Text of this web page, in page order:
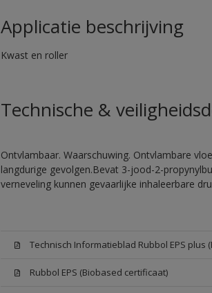
Applicatie beschrijving
Kwast en roller
Technische &
Ontvlambaar. Waarschuwing. Ontvlambare
langdurige gevolgen.Bevat 3-jood-2-
verneveling kunnen gevaarlijke inhaleerbare
Technisch Informatieblad Rubbol EPS plus
Rubbol EPS (Biobased certificaat)